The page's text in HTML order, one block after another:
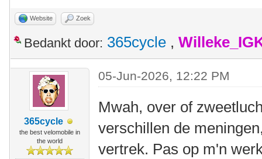
Website Zoek
Bedankt door: 365cycle ,
365cycle
the best velomobile in
the world
05-Jun-2026, 12:22 PM
Mwah, over of
verschillen de
vertrek. Pas op m'n